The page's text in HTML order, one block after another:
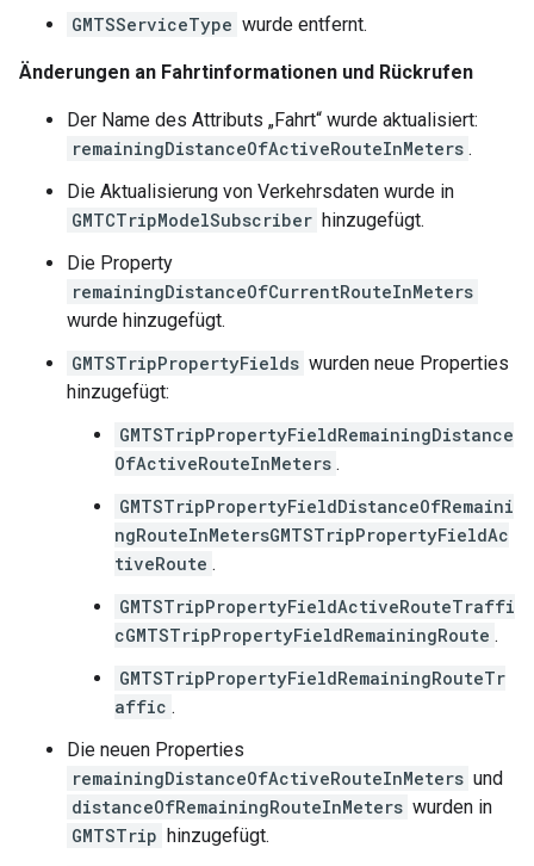
GMTSServiceType wurde entfernt.
Änderungen an Fahrtinformationen und Rückrufen
Der Name des Attributs „Fahrt“ wurde aktualisiert:
remainingDistanceOfActiveRouteInMeters .
Die Aktualisierung von Verkehrsdaten wurde in
GMTCTripModelSubscriber hinzugefügt.
Die Property
remainingDistanceOfCurrentRouteInMeters
wurde hinzugefügt.
GMTSTripPropertyFields wurden neue Properties
hinzugefügt:
GMTSTripPropertyFieldRemainingDistance
OfActiveRouteInMeters .
GMTSTripPropertyFieldDistanceOfRemaini
ngRouteInMetersGMTSTripPropertyFieldAc
tiveRoute .
GMTSTripPropertyFieldActiveRouteTraffi
cGMTSTripPropertyFieldRemainingRoute .
GMTSTripPropertyFieldRemainingRouteTr
affic .
Die neuen Properties
remainingDistanceOfActiveRouteInMeters und
distanceOfRemainingRouteInMeters wurden in
GMTSTrip hinzugefügt.